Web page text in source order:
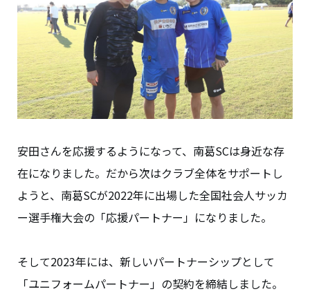
安田さんを応援するようになって、南葛SCは身近な存
在になりました。だから次はクラブ全体をサポートし
ようと、南葛SCが2022年に出場した全国社会人サッカ
ー選手権大会の「応援パートナー」になりました。
そして2023年には、新しいパートナーシップとして
「ユニフォームパートナー」の契約を締結しました。